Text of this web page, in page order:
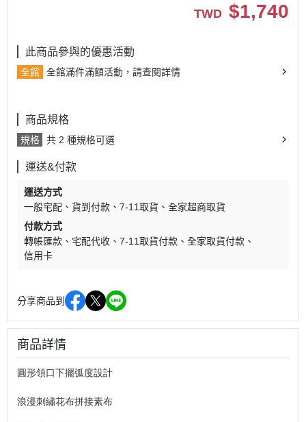
TWD $1,740
此商品參與的優惠活動
全館 全館滿件滿額活動，請查閱詳情
商品規格
規格 共 2 種規格可選
運送&付款
運送方式
一般宅配
貨到付款 7-11取貨
全家超商取貨
付款方式
轉帳匯款
宅配代收 7-11取貨付款
全家取貨付款
信用卡
分享商品到
商品詳情
圓形領口下擺弧度設計
浪漫刺繡花布拼接素布